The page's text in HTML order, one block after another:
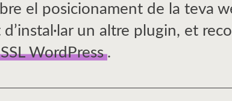
el posicionament de la teva
un altre plugin, et
WordPress .